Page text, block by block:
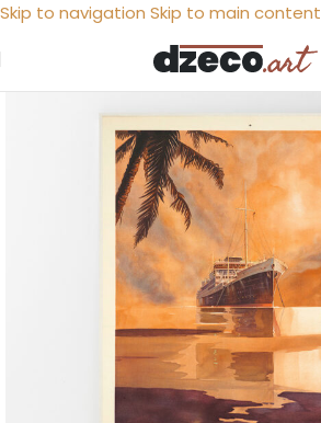
Skip to navigation Skip to main content